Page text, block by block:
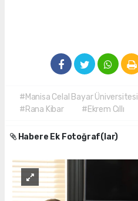
#Manisa Celal Bayar Üniversitesi
#Rana Kibar
#Ekrem Cıllı
Habere Ek Fotoğraf(lar)